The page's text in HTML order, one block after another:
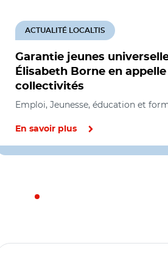
Garantie jeunes
Élisabeth Borne en
collectivités
ACTUALITÉ LOCALTIS
Emploi, Jeunesse, éducation et
En savoir plus